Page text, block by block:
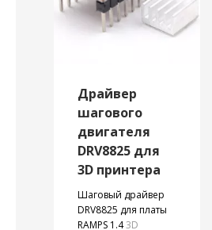
Драйвер
шагового
двигателя
DRV8825 для
3D принтера
Шаговый драйвер
DRV8825 для платы
RAMPS 1.43D